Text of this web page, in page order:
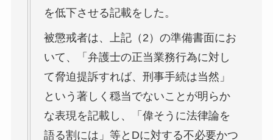
を低下させる記載をした。
被懲戒者は、上記（2）の準備書面にお
いて、「弁護士の正当業務行為に対し
て脅迫提訴すれば、刑事手続は当然」
という著しく穏当でないことが明らか
な表現を記載し、「偉そうに法律論を
語る割には」等とDに対する不必要かつ